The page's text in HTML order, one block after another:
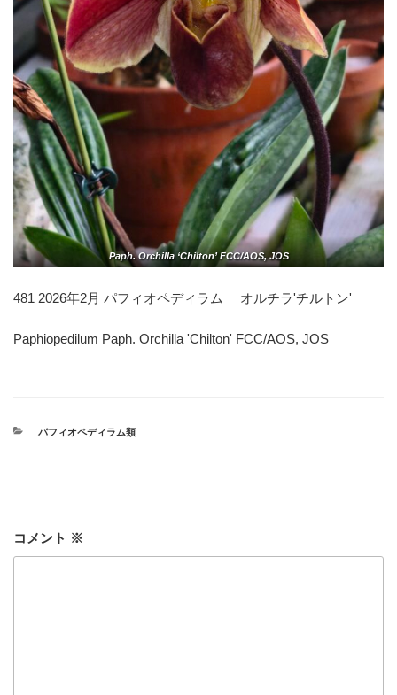
Paph. Orchilla ‘Chilton’ FCC/AOS, JOS
481 2026年2月 パフィオペディラム オルチラ'チルトン'
Paphiopedilum Paph. Orchilla 'Chilton' FCC/AOS, JOS
カ
パフィオペディラム類
コメント ※